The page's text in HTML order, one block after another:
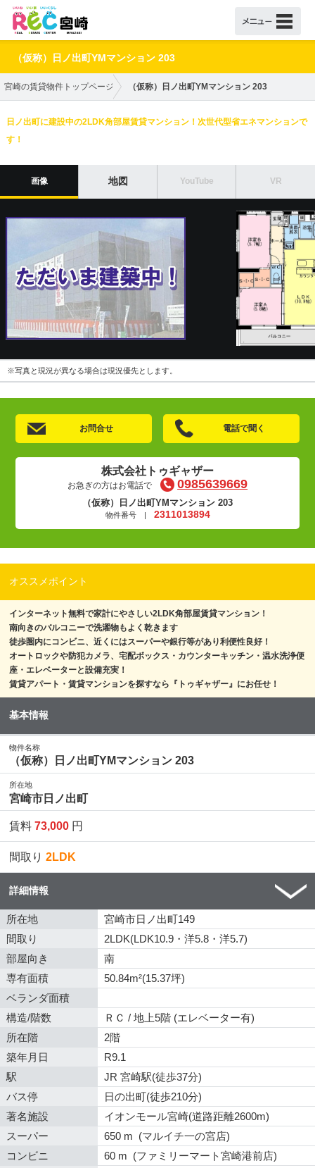
（仮称）日ノ出町YMマンション 203
宮崎の賃貸物件トップページ （仮称）日ノ出町YMマンション 203
日ノ出町に建設中の2LDK角部屋賃貸マンション！次世代型省エネマンションで
す！
画像 地図 YouTube VR
※写真と現況が異なる場合は現況優先とします。
お問合せ 電話で聞く
株式会社トゥギャザー
お急ぎの方はお電話で 0985639669
（仮称）日ノ出町YMマンション 203
物件番号 | 2311013894
オススメポイント
インターネット無料で家計にやさしい2LDK角部屋賃貸マンション！
南向きのバルコニーで洗濯物もよく乾きます
徒歩圏内にコンビニ、近くにはスーパーや銀行等があり利便性良好！
オートロックや防犯カメラ、宅配ボックス・カウンターキッチン・温水洗浄便
座・エレベーターと設備充実！
賃貸アパート・賃貸マンションを探すなら『トゥギャザー』にお任せ！
基本情報
物件名称
（仮称）日ノ出町YMマンション 203
所在地
宮崎市日ノ出町
賃料73,000 円
間取り2LDK
詳細情報
所在地
宮崎市日ノ出町149
間取り
2LDK(LDK10.9・洋5.8・洋5.7)
部屋向き
南
専有面積
50.84m²(15.37坪)
ベランダ面積
構造/階数
ＲＣ / 地上5階 (エレベーター有)
所在階
2階
築年月日
R9.1
駅
JR 宮崎駅(徒歩37分)
バス停
日の出町(徒歩210分)
著名施設
イオンモール宮崎(道路距離2600m)
スーパー
650 m (マルイチ一の宮店)
コンビニ
60 m (ファミリーマート宮崎港前店)